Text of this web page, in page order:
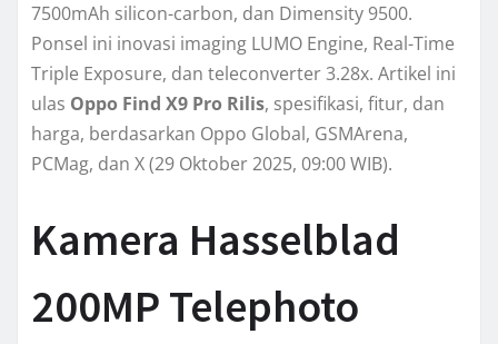
7500mAh silicon-carbon, dan Dimensity 9500.
Ponsel ini inovasi imaging LUMO Engine, Real-Time
Triple Exposure, dan teleconverter 3.28x. Artikel ini
ulas Oppo Find X9 Pro Rilis, spesifikasi, fitur, dan
harga, berdasarkan Oppo Global, GSMArena,
PCMag, dan X (29 Oktober 2025, 09:00 WIB).
Kamera Hasselblad
200MP Telephoto